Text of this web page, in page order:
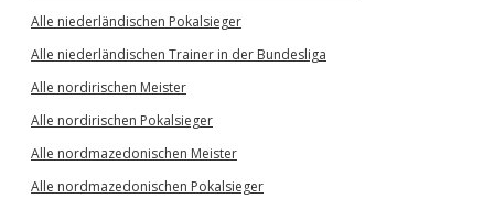
Alle niederländischen Pokalsieger
Alle niederländischen Trainer in der Bundesliga
Alle nordirischen Meister
Alle nordirischen Pokalsieger
Alle nordmazedonischen Meister
Alle nordmazedonischen Pokalsieger